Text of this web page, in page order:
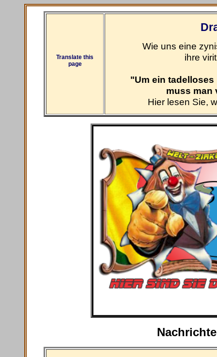
Translate this
page
Wie uns eine
ihre
"Um ein
muss man
Hier lesen Sie,